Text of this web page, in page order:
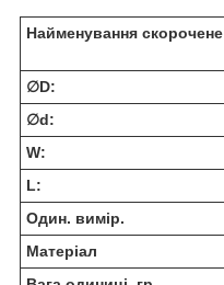
Найменування скорочене
∅D:
∅d:
W:
L:
Один. вимір.
Матеріал